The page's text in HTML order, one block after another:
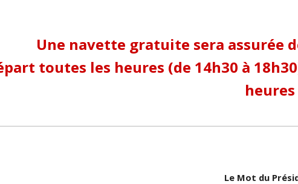
Une navette gratuite sera assurée
toutes les heures (de 14h30 à
heures
Le Mot du